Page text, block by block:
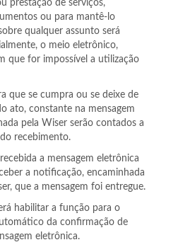
prestação de serviços,
ou para mantê-lo
qualquer assunto será
o meio eletrônico,
que for impossível a utilização
que se cumpra ou se deixe de
ato, constante na mensagem
pela Wiser serão contados a
recebimento.
a mensagem eletrônica
a notificação, encaminhada
que a mensagem foi entregue.
habilitar a função para o
da confirmação de
eletrônica.